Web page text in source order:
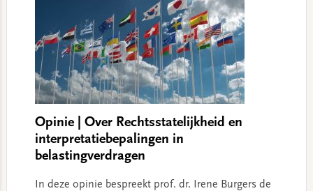
Opinie | Over Rechtsstatelijkheid en
interpretatiebepalingen in
belastingverdragen
In deze opinie bespreekt prof. dr. Irene Burgers de